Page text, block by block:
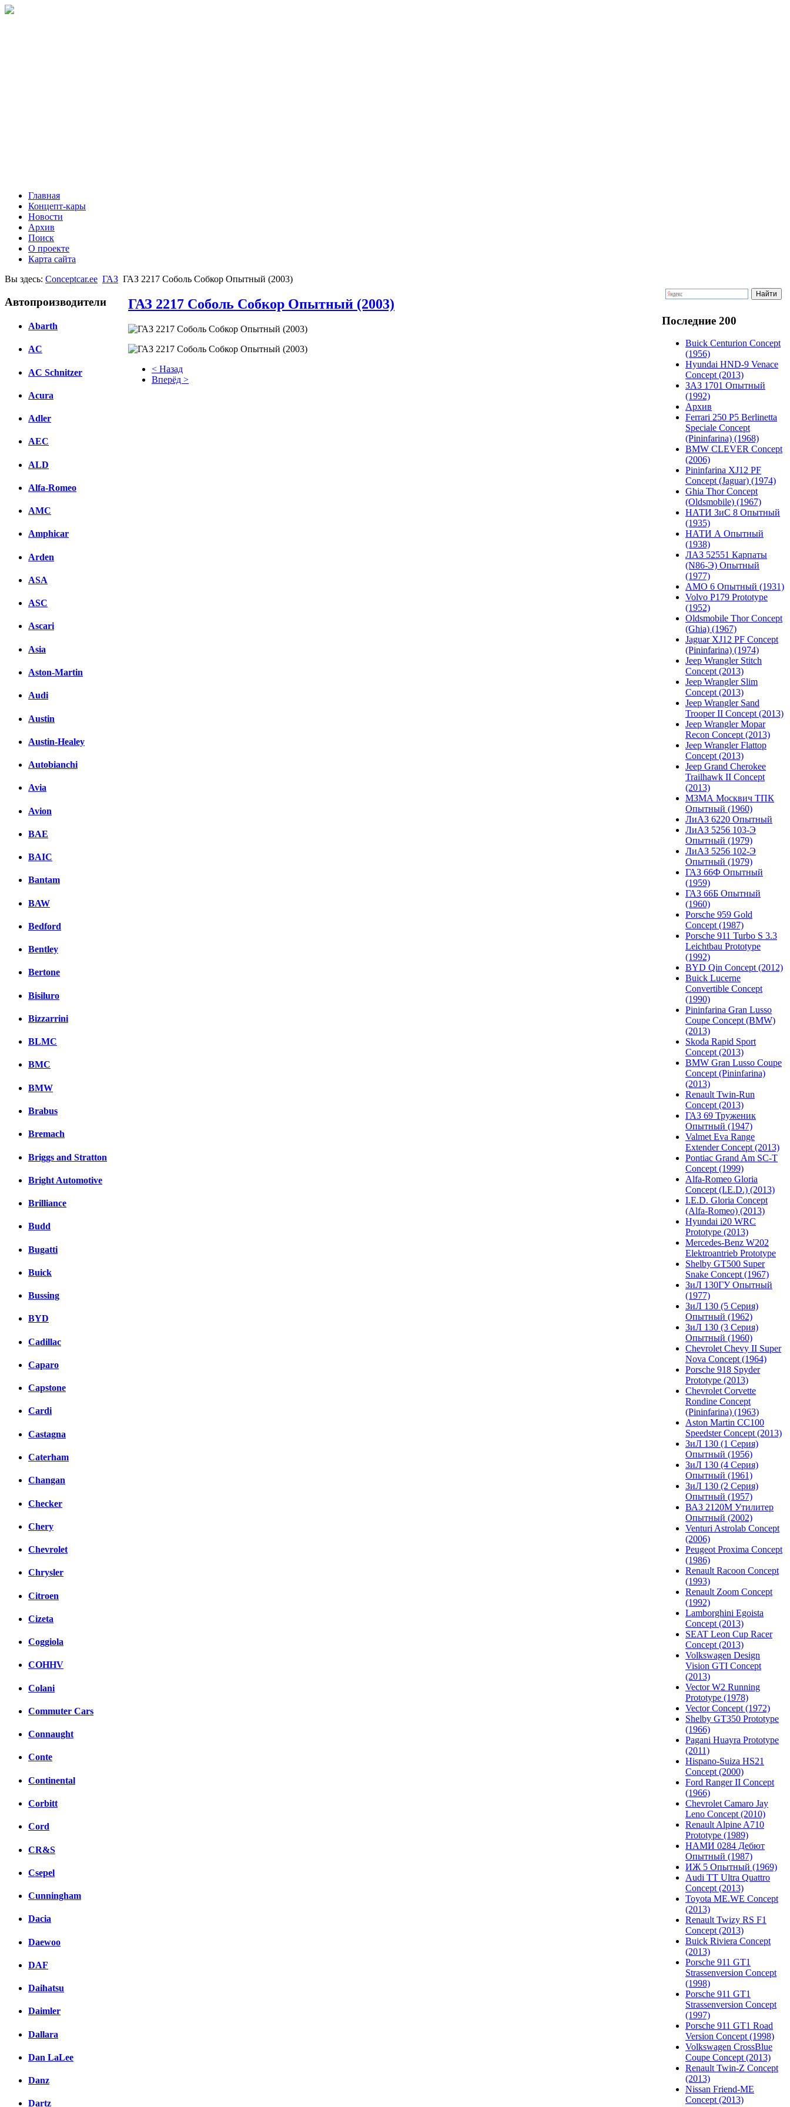
Главная
Концепт-кары
Новости
Архив
Поиск
О проекте
Карта сайта
Вы здесь: Conceptcar.ee ГАЗ ГАЗ 2217 Соболь Собкор Опытный (2003)
Автопроизводители
Abarth
AC
AC Schnitzer
Acura
Adler
AEC
ALD
Alfa-Romeo
AMC
Amphicar
Arden
ASA
ASC
Ascari
Asia
Aston-Martin
Audi
Austin
Austin-Healey
Autobianchi
Avia
Avion
BAE
BAIC
Bantam
BAW
Bedford
Bentley
Bertone
Bisiluro
Bizzarrini
BLMC
BMC
BMW
Brabus
Bremach
Briggs and Stratton
Bright Automotive
Brilliance
Budd
Bugatti
Buick
Bussing
BYD
Cadillac
Caparo
Capstone
Cardi
Castagna
Caterham
Changan
Checker
Chery
Chevrolet
Chrysler
Citroen
Cizeta
Coggiola
COHHV
Colani
Commuter Cars
Connaught
Conte
Continental
Corbitt
Cord
CR&S
Csepel
Cunningham
Dacia
Daewoo
DAF
Daihatsu
Daimler
Dallara
Dan LaLee
Danz
Dartz
ГАЗ 2217 Соболь Собкор Опытный (2003)
< Назад
Вперёд >
Последние 200
Buick Centurion Concept
(1956)
Hyundai HND-9 Venace
Concept (2013)
ЗАЗ 1701 Опытный
(1992)
Архив
Ferrari 250 P5 Berlinetta
Speciale Concept
(Pininfarina) (1968)
BMW CLEVER Concept
(2006)
Pininfarina XJ12 PF
Concept (Jaguar) (1974)
Ghia Thor Concept
(Oldsmobile) (1967)
НАТИ ЗиС 8 Опытный
(1935)
НАТИ А Опытный
(1938)
ЛАЗ 52551 Карпаты
(N86-Э) Опытный
(1977)
АМО 6 Опытный (1931)
Volvo P179 Prototype
(1952)
Oldsmobile Thor Concept
(Ghia) (1967)
Jaguar XJ12 PF Concept
(Pininfarina) (1974)
Jeep Wrangler Stitch
Concept (2013)
Jeep Wrangler Slim
Concept (2013)
Jeep Wrangler Sand
Trooper II Concept (2013)
Jeep Wrangler Mopar
Recon Concept (2013)
Jeep Wrangler Flattop
Concept (2013)
Jeep Grand Cherokee
Trailhawk II Concept
(2013)
МЗМА Москвич ТПК
Опытный (1960)
ЛиАЗ 6220 Опытный
ЛиАЗ 5256 103-Э
Опытный (1979)
ЛиАЗ 5256 102-Э
Опытный (1979)
ГАЗ 66Ф Опытный
(1959)
ГАЗ 66Б Опытный
(1960)
Porsche 959 Gold
Concept (1987)
Porsche 911 Turbo S 3.3
Leichtbau Prototype
(1992)
BYD Qin Concept (2012)
Buick Lucerne
Convertible Concept
(1990)
Pininfarina Gran Lusso
Coupe Concept (BMW)
(2013)
Skoda Rapid Sport
Concept (2013)
BMW Gran Lusso Coupe
Concept (Pininfarina)
(2013)
Renault Twin-Run
Concept (2013)
ГАЗ 69 Труженик
Опытный (1947)
Valmet Eva Range
Extender Concept (2013)
Pontiac Grand Am SC-T
Concept (1999)
Alfa-Romeo Gloria
Concept (I.E.D.) (2013)
I.E.D. Gloria Concept
(Alfa-Romeo) (2013)
Hyundai i20 WRC
Prototype (2013)
Mercedes-Benz W202
Elektroantrieb Prototype
Shelby GT500 Super
Snake Concept (1967)
ЗиЛ 130ГУ Опытный
(1977)
ЗиЛ 130 (5 Серия)
Опытный (1962)
ЗиЛ 130 (3 Серия)
Опытный (1960)
Chevrolet Chevy II Super
Nova Concept (1964)
Porsche 918 Spyder
Prototype (2013)
Chevrolet Corvette
Rondine Concept
(Pininfarina) (1963)
Aston Martin CC100
Speedster Concept (2013)
ЗиЛ 130 (1 Серия)
Опытный (1956)
ЗиЛ 130 (4 Серия)
Опытный (1961)
ЗиЛ 130 (2 Серия)
Опытный (1957)
ВАЗ 2120М Утилитер
Опытный (2002)
Venturi Astrolab Concept
(2006)
Peugeot Proxima Concept
(1986)
Renault Racoon Concept
(1993)
Renault Zoom Concept
(1992)
Lamborghini Egoista
Concept (2013)
SEAT Leon Cup Racer
Concept (2013)
Volkswagen Design
Vision GTI Concept
(2013)
Vector W2 Running
Prototype (1978)
Vector Concept (1972)
Shelby GT350 Prototype
(1966)
Pagani Huayra Prototype
(2011)
Hispano-Suiza HS21
Concept (2000)
Ford Ranger II Concept
(1966)
Chevrolet Camaro Jay
Leno Concept (2010)
Renault Alpine A710
Prototype (1989)
НАМИ 0284 Дебют
Опытный (1987)
ИЖ 5 Опытный (1969)
Audi TT Ultra Quattro
Concept (2013)
Toyota ME.WE Concept
(2013)
Renault Twizy RS F1
Concept (2013)
Buick Riviera Concept
(2013)
Porsche 911 GT1
Strassenversion Concept
(1998)
Porsche 911 GT1
Strassenversion Concept
(1997)
Porsche 911 GT1 Road
Version Concept (1998)
Volkswagen CrossBlue
Coupe Concept (2013)
Renault Twin-Z Concept
(2013)
Nissan Friend-ME
Concept (2013)